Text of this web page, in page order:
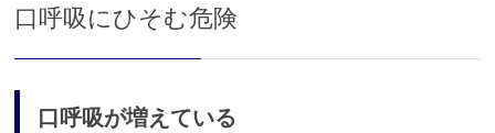
年
歯
口呼吸にひそむ危険
口呼吸が増えている